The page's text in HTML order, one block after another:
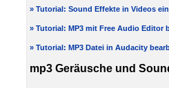
» Tutorial: Sound Effekte in Videos
» Tutorial: MP3 mit Free Audio Editor
» Tutorial: MP3 Datei in Audacity
mp3 Geräusche und